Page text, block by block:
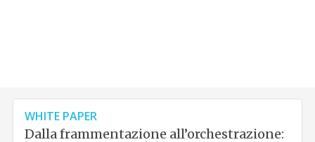
WHITE PAPER
Dalla frammentazione all’orchestrazione: